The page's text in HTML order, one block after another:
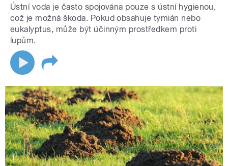
Ústní voda je často spojována pouze s ústní hygienou,
což je možná škoda. Pokud obsahuje tymián nebo
eukalyptus, může být účinným prostředkem proti
lupům.